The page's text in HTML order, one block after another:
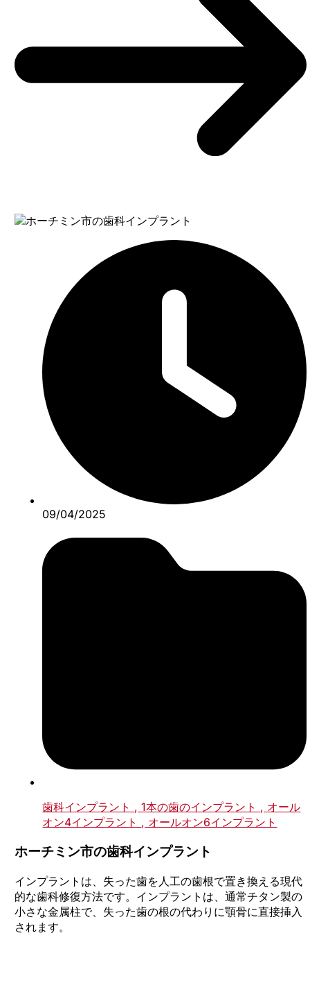
09/04/2025
歯科インプラント , 1本の歯のインプラント , オール
オン4インプラント , オールオン6インプラント
ホーチミン市の歯科インプラント
インプラントは、失った歯を人工の歯根で置き換える現代
的な歯科修復方法です。インプラントは、通常チタン製の
小さな金属柱で、失った歯の根の代わりに顎骨に直接挿入
されます。